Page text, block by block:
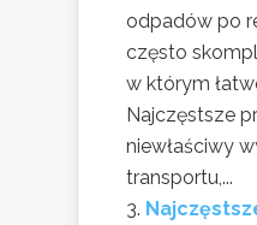
odpadów po
często
w którym
Najczęstsze
niewłaściwy
transportu,...